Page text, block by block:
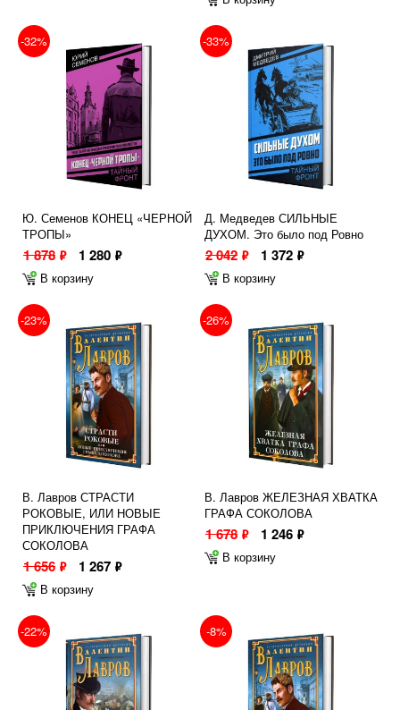
-32%
Ю. Семенов КОНЕЦ «ЧЕРНОЙ
ТРОПЫ»
1 878 ф 1 280 ф
В корзину
-33%
Д. Медведев СИЛЬНЫЕ
ДУХОМ. Это было под Ровно
2 042 ф 1 372 ф
В корзину
-23%
В. Лавров СТРАСТИ
РОКОВЫЕ, ИЛИ НОВЫЕ
ПРИКЛЮЧЕНИЯ ГРАФА
СОКОЛОВА
1 656 ф 1 267 ф
В корзину
-26%
В. Лавров ЖЕЛЕЗНАЯ ХВАТКА
ГРАФА СОКОЛОВА
1 678 ф 1 246 ф
В корзину
-22% -8%